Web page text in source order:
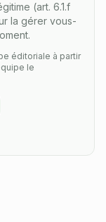
(art. 6.1.f
la gérer vous-
éditoriale à partir
le